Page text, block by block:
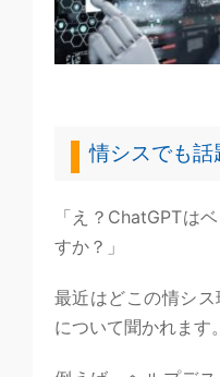
情シスでも
「え？ChatGPTは
すか？」
最近はどこの情シ
について聞かれます。